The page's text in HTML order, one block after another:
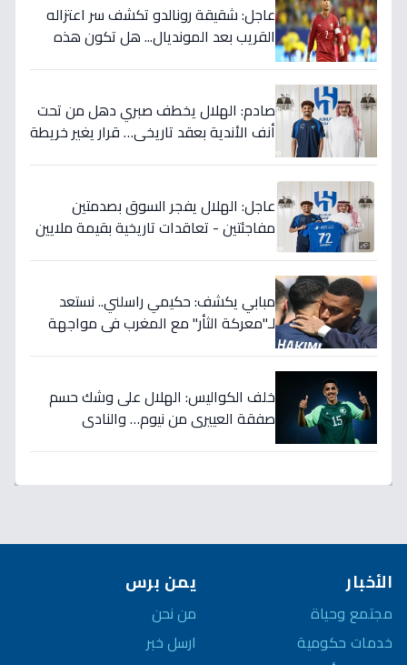
عاجل: شقيقة رونالدو تكشف سر اعتزاله
القريب بعد المونديال... هل تكون هذه
صادم: الهلال يخطف صبري دهل من تحت
أنف الأندية بعقد تاريخي… قرار يغير خريطة
عاجل: الهلال يفجر السوق بصدمتين
مفاجئتين - تعاقدات تاريخية بقيمة ملايين
مبابي يكشف: حكيمي راسلني.. نستعد
لـ"معركة الثأر" مع المغرب في مواجهة
خلف الكواليس: الهلال على وشك حسم
صفقة العييري من نيوم… والنادي
الأخبار
مجتمع وحياة
خدمات حكومية
يمن برس
من نحن
ارسل خبر